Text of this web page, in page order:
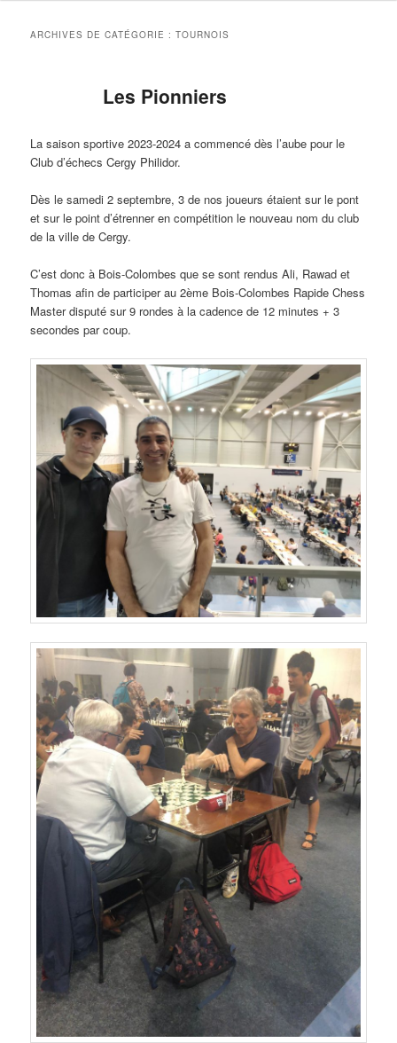
ARCHIVES DE CATÉGORIE :TOURNOIS
Les Pionniers
La saison sportive 2023-2024 a commencé dès l’aube pour le
Club d’échecs Cergy Philidor.
Dès le samedi 2 septembre, 3 de nos joueurs étaient sur le pont
et sur le point d’étrenner en compétition le nouveau nom du club
de la ville de Cergy.
C’est donc à Bois-Colombes que se sont rendus Ali, Rawad et
Thomas afin de participer au 2ème Bois-Colombes Rapide Chess
Master disputé sur 9 rondes à la cadence de 12 minutes + 3
secondes par coup.